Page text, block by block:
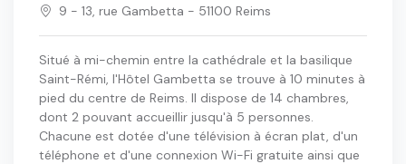
9 - 13, rue Gambetta - 51100 Reims
Situé à mi-chemin entre la cathédrale et la basilique
Saint-Rémi, l'Hôtel Gambetta se trouve à 10 minutes à
pied du centre de Reims. Il dispose de 14 chambres,
dont 2 pouvant accueillir jusqu'à 5 personnes.
Chacune est dotée d'une télévision à écran plat, d'un
téléphone et d'une connexion Wi-Fi gratuite ainsi que